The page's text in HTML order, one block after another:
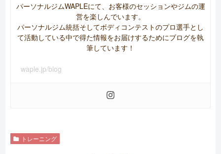
パーソナルジムWAPLEにて、お客様のセッションやジムの運
営を楽しんでいます。
パーソナルジム統括そしてボディコンテストのプロ選手とし
て活動している中で得た情報をお届けするためにブログを執
筆しています！
waple.jp/blog
トレーニング